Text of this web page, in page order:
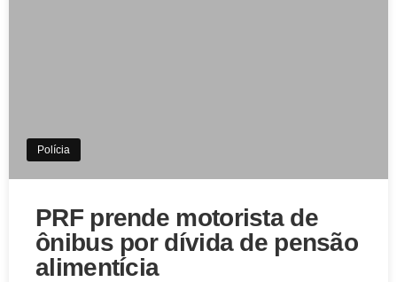
Polícia
PRF prende motorista de
ônibus por dívida de pensão
alimentícia